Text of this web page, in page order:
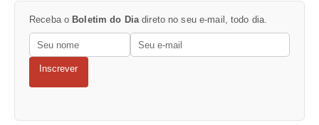
Receba o Boletim do Dia direto no seu e-mail, todo dia.
Inscrever